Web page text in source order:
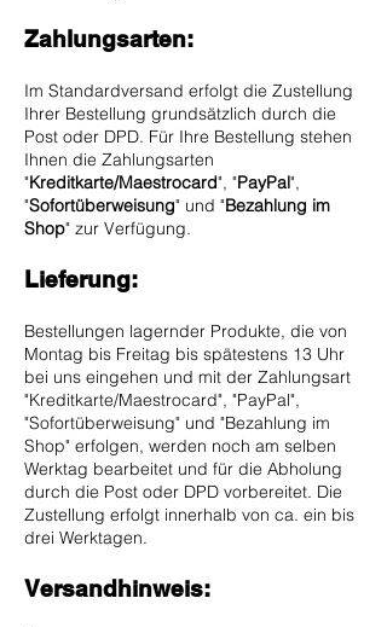
Zahlungsarten:
Im Standardversand erfolgt die Zustellung
Ihrer Bestellung grundsätzlich durch die
Post oder DPD. Für Ihre Bestellung stehen
Ihnen die Zahlungsarten
"Kreditkarte/Maestrocard", "PayPal",
"Sofortüberweisung" und "Bezahlung im
Shop" zur Verfügung.
Lieferung:
Bestellungen lagernder Produkte, die von
Montag bis Freitag bis spätestens 13 Uhr
bei uns eingehen und mit der Zahlungsart
"Kreditkarte/Maestrocard", "PayPal",
"Sofortüberweisung" und "Bezahlung im
Shop" erfolgen, werden noch am selben
Werktag bearbeitet und für die Abholung
durch die Post oder DPD vorbereitet. Die
Zustellung erfolgt innerhalb von ca. ein bis
drei Werktagen.
Versandhinweis: